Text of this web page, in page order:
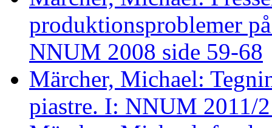
produktionsproblemer
NNUM 2008 side 59-68
Märcher, Michael:
piastre. I: NNUM 2011/